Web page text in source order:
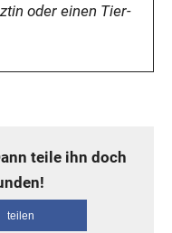
oder einen Tier­
tei­le ihn doch
tei­len